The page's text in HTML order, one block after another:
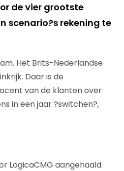
de vier grootste
scenario?s rekening te
Het Brits-Nederlandse
Daar is de
van de klanten over
in een jaar ?switchen?,
LogicaCMG aangehaald